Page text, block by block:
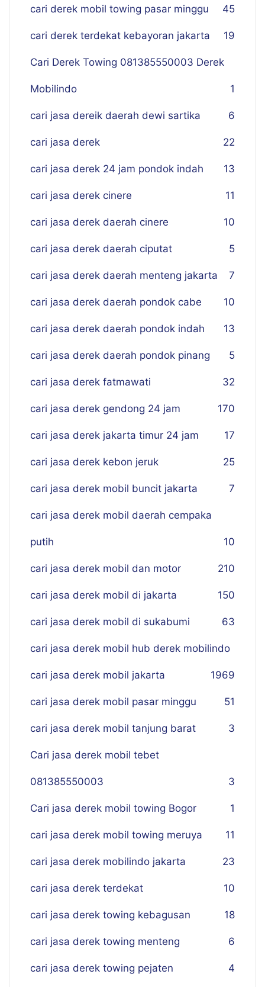
cari derek mobil towing pasar minggu 45
cari derek terdekat kebayoran jakarta 19
Cari Derek Towing 081385550003 Derek
Mobilindo 1
cari jasa dereik daerah dewi sartika 6
cari jasa derek 22
cari jasa derek 24 jam pondok indah 13
cari jasa derek cinere 11
cari jasa derek daerah cinere 10
cari jasa derek daerah ciputat 5
cari jasa derek daerah menteng jakarta 7
cari jasa derek daerah pondok cabe 10
cari jasa derek daerah pondok indah 13
cari jasa derek daerah pondok pinang 5
cari jasa derek fatmawati 32
cari jasa derek gendong 24 jam 170
cari jasa derek jakarta timur 24 jam 17
cari jasa derek kebon jeruk 25
cari jasa derek mobil buncit jakarta 7
cari jasa derek mobil daerah cempaka
putih 10
cari jasa derek mobil dan motor 210
cari jasa derek mobil di jakarta 150
cari jasa derek mobil di sukabumi 63
cari jasa derek mobil hub derek mobilindo
69
cari jasa derek mobil jakarta 19
cari jasa derek mobil pasar minggu 51
cari jasa derek mobil tanjung barat 3
Cari jasa derek mobil tebet
081385550003 3
Cari jasa derek mobil towing Bogor 1
cari jasa derek mobil towing meruya 11
cari jasa derek mobilindo jakarta 23
cari jasa derek terdekat 10
cari jasa derek towing kebagusan 18
cari jasa derek towing menteng 6
cari jasa derek towing pejaten 4